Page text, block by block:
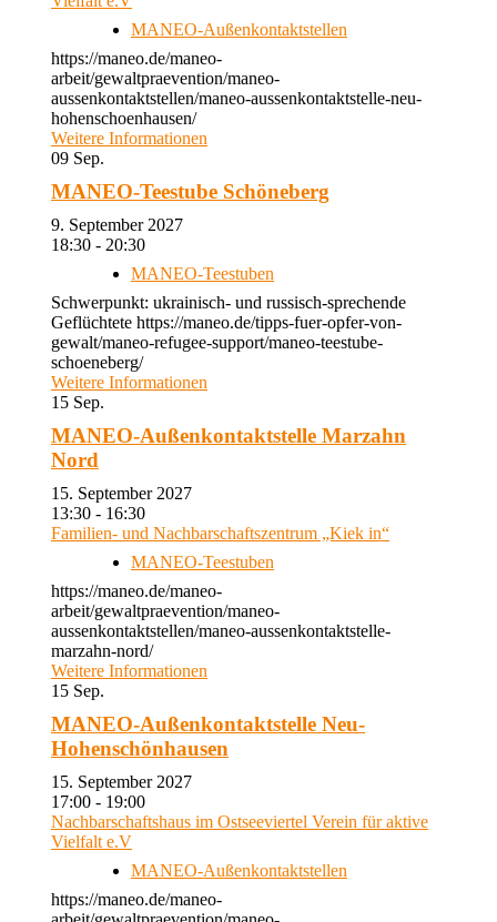
MANEO-Außenkontaktstellen
https://maneo.de/maneo-
arbeit/gewaltpraevention/maneo-
aussenkontaktstellen/maneo-aussenkontaktstelle-neu-
hohenschoenhausen/
Weitere Informationen
09 Sep.
MANEO-Teestube Schöneberg
9. September 2027
18:30 - 20:30
MANEO-Teestuben
Schwerpunkt: ukrainisch- und russisch-sprechende
Geflüchtete https://maneo.de/tipps-fuer-opfer-von-
gewalt/maneo-refugee-support/maneo-teestube-
schoeneberg/
Weitere Informationen
15 Sep.
MANEO-Außenkontaktstelle Marzahn
Nord
15. September 2027
13:30 - 16:30
Familien- und Nachbarschaftszentrum „Kiek in“
MANEO-Teestuben
https://maneo.de/maneo-
arbeit/gewaltpraevention/maneo-
aussenkontaktstellen/maneo-aussenkontaktstelle-
marzahn-nord/
Weitere Informationen
15 Sep.
MANEO-Außenkontaktstelle Neu-
Hohenschönhausen
15. September 2027
17:00 - 19:00
Nachbarschaftshaus im Ostseeviertel Verein für aktive
Vielfalt e.V
MANEO-Außenkontaktstellen
https://maneo.de/maneo-